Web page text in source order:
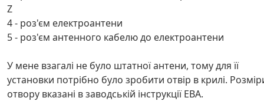
Z
4 - роз'єм електроантени
5 - роз'єм антенного кабелю до електроантени
У мене взагалі не було штатної антени, тому для її
установки потрібно було зробити отвір в крилі.
отвору вказані в заводській інструкції EBA.